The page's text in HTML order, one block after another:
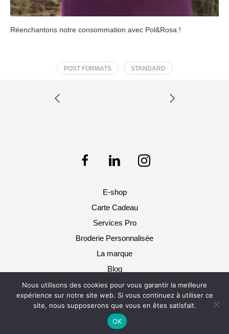
Réenchantons notre consommation avec Pol&Rosa !
POST FORMATS STANDARD
E-shop
Carte Cadeau
Services Pro
Broderie Personnalisée
La marque
Blog
Pol & Rosa 2025 © Tous droits réservés -
Mentions légales / CGU / CGV
Nous utilisons des cookies pour vous garantir la meilleure
expérience sur notre site web. Si vous continuez à utiliser ce
site, nous supposerons que vous en êtes satisfait.
OK